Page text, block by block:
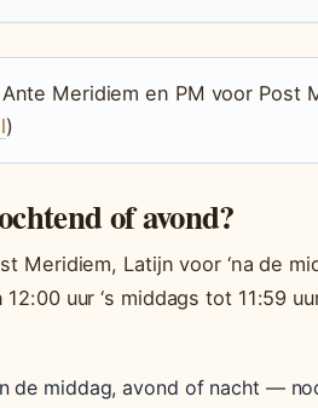
Meridiem en PM voor Post
)
of avond?
Meridiem, Latijn voor ‘na de
uur ‘s middags tot 11:59
de middag, avond of nacht —